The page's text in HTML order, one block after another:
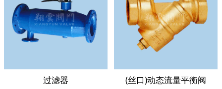
过滤器 (丝口)动态流量平衡阀